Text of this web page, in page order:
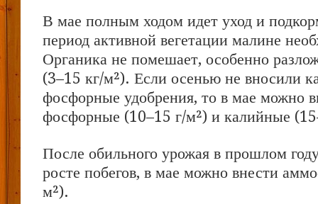
В мае полным ходом идет уход и
период активной вегетации малине
Органика не помешает, особенно
(3–15 кг/м²). Если осенью не вносили
фосфорные удобрения, то в мае можно
фосфорные (10–15 г/м²) и калийные
После обильного урожая в прошлом
росте побегов, в мае можно внести
м²).